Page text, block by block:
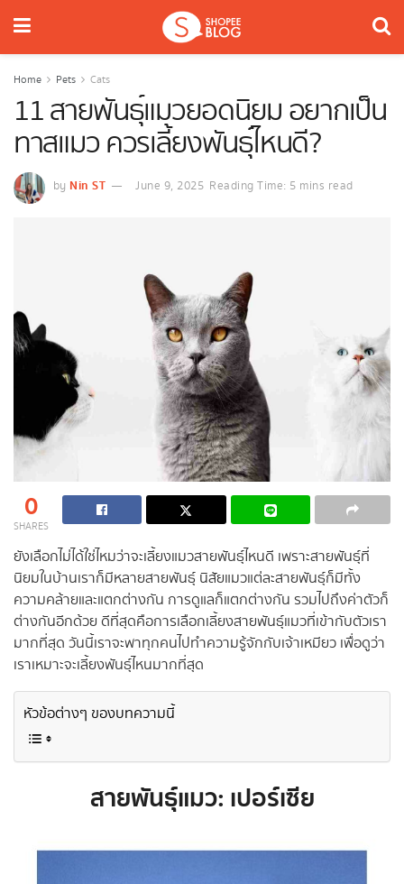
Home Pets Cats
11 สายพันธุ์แมวยอดนิยม อยากเป็น
ทาสแมว ควรเลี้ยงพันธุ์ไหนดี?
by Nin ST June 9, 2025 Reading Time: 5 mins read
0
SHARES
ยังเลือกไม่ได้ใช่ไหมว่าจะเลี้ยงแมวสายพันธุ์ไหนดี เพราะสายพันธุ์ที่
นิยมในบ้านเราก็มีหลายสายพันธุ์ นิสัยแมวแต่ละสายพันธุ์ก็มีทั้ง
ความคล้ายและแตกต่างกัน การดูแลก็แตกต่างกัน รวมไปถึงค่าตัวก็
ต่างกันอีกด้วย ดีที่สุดคือการเลือกเลี้ยงสายพันธุ์แมวที่เข้ากับตัวเรา
มากที่สุด วันนี้เราจะพาทุกคนไปทำความรู้จักกับเจ้าเหมียว เพื่อดูว่า
เราเหมาะจะเลี้ยงพันธุ์ไหนมากที่สุด
หัวข้อต่างๆ ของบทความนี้
สายพันธุ์แมว: เปอร์เซีย